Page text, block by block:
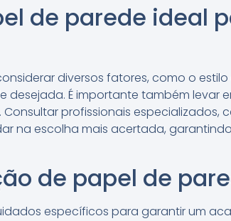
de parede ideal
diversos fatores, como o
É importante também levar
profissionais especializados,
na escolha mais acertada,
de papel de
específicos para garantir um